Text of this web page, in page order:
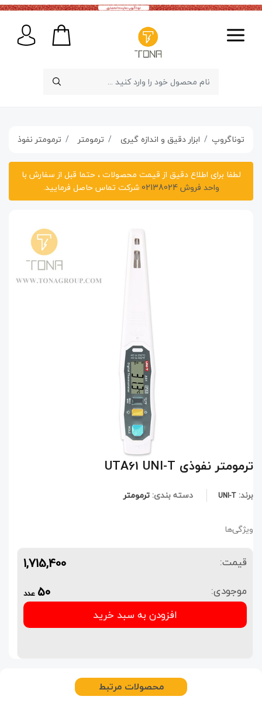
توناگروپ ابزار دقیق و اندازه گیری ترمومتر ترمومتر نفوذی UTA61 UNI-T
لطفا برای اطلاع دقیق از قیمت محصولات ، حتما قبل از سفارش با
واحد فروش 02138024
شرکت تماس حاصل فرمایید.
ترمومتر نفوذی UTA61 UNI-T
برند: UNI-T دسته بندی: ترمومتر
ویژگی‌ها
قیمت: 1,715,400
موجودی: 50 عدد
افزودن به سبد خرید
محصولات مرتبط